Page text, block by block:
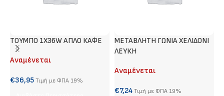
ΤΟΥΜΠΟ 1Χ36W ΑΠΛΟ ΚΑΦΕ
Αναμένεται
€36,95 Τιμή με ΦΠΑ 19%
METABΛΗΤΗ ΓΩΝΙΑ ΧΕΛΙΔΟΝΙ
ΛΕΥΚΗ
Αναμένεται
€7,24 Τιμή με ΦΠΑ 19%